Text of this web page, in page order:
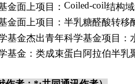
金面上项目： Coiled-coil结构
金面上项目：半乳糖醛酸转移
基金杰出青年科学基金项目：
基金：类成束蛋白阿拉伯半乳